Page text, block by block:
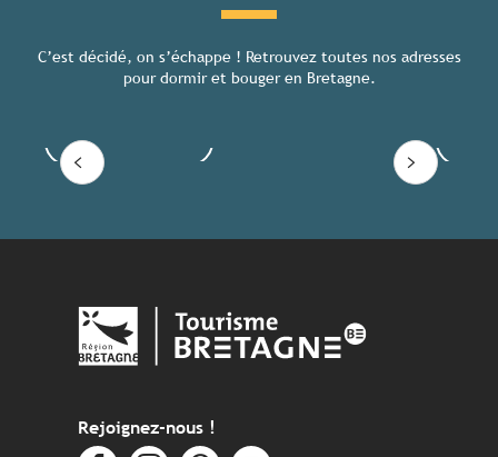
C’est décidé, on s’échappe ! Retrouvez toutes nos adresses
pour dormir et bouger en Bretagne.
Voir les offres
Rejoignez-nous !